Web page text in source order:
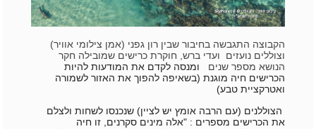
הקבוצה התגבשה בחיבור שבין רון גפני (אמן צילומי אוויר)
וצוללים נועזים ועדי ברש, חוקרת כרישים שמובילה חקר
הנושא מספר שנים
ומנסה לקדם את המודעות להיות
הכרישים חיה מוגנת (בשאיפה להפוך את האזור לשמורה
ואטרקציית טבע)
הצוללנים (עם הרבה אומץ יש לציין) שנכנסו לשחות ולצלם
את הכרישים מספרים :"אלה מינים סקרנים, זו חיה